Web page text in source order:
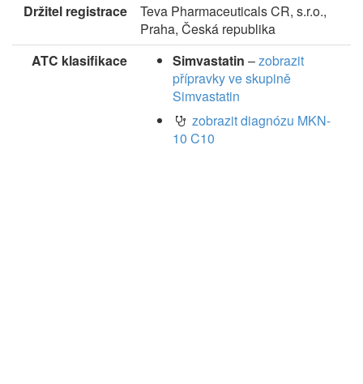
Držitel registrace
Teva Pharmaceuticals CR, s.r.o.,
Praha, Česká republika
ATC klasifikace
Simvastatin –zobrazit
přípravky ve skupině
Simvastatin
zobrazit diagnózu MKN-
10 C10